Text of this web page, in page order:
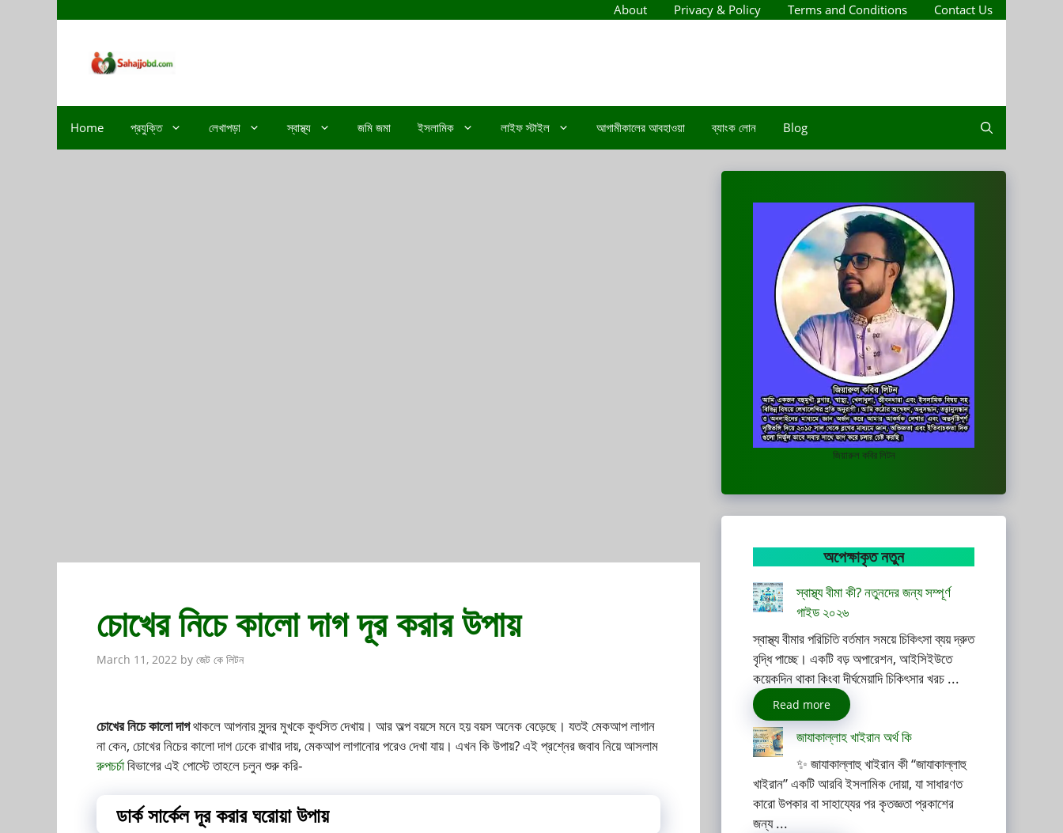
About Privacy & Policy Terms and Conditions Contact Us
Home প্রযুক্তি লেখাপড়া স্বাস্থ্য জমি জমা ইসলামিক লাইফ স্টাইল আগামীকালের আবহাওয়া ব্যাংক লোন Blog
চোখের নিচে কালো দাগ দূর করার উপায়
March 11, 2022 by জেট কে লিটন
চোখের নিচে কালো দাগথাকলে আপনার সুন্দর মুখকে কুৎসিত দেখায়। আর অল্প বয়সে মনে হয় বয়স অনেক বেড়েছে। যতই মেকআপ লাগান
না কেন, চোখের নিচের কালো দাগ ঢেকে রাখার দায়, মেকআপ লাগানোর পরেও দেখা যায়। এখন কি উপায়? এই প্রশ্নের জবাব নিয়ে আসলাম
রুপচর্চাবিভাগের এই পোস্টে তাহলে চলুন শুরু করি-
ডার্ক সার্কেল দূর করার ঘরোয়া উপায়
জিয়ারুল কবির লিটন
অপেক্ষাকৃত নতুন
স্বাস্থ্য বীমা কী? নতুনদের জন্য সম্পূর্ণ
গাইড ২০২৬
স্বাস্থ্য বীমার পরিচিতি বর্তমান সময়ে চিকিৎসা ব্যয় দ্রুত
বৃদ্ধি পাচ্ছে। একটি বড় অপারেশন, আইসিইউতে
কয়েকদিন থাকা কিংবা দীর্ঘমেয়াদি চিকিৎসার খরচ ...
Read more
জাযাকাল্লাহ খাইরান অর্থ কি
✨ জাযাকাল্লাহু খাইরান কী “জাযাকাল্লাহু
খাইরান” একটি আরবি ইসলামিক দোয়া, যা সাধারণত
কারো উপকার বা সাহায্যের পর কৃতজ্ঞতা প্রকাশের
জন্য ...